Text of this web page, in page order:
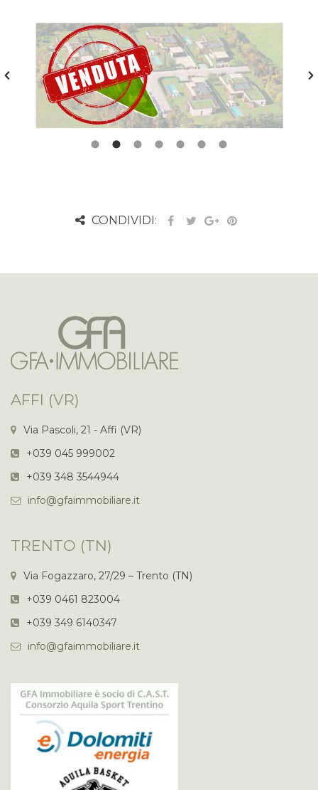
CONDIVIDI:
AFFI (VR)
Via Pascoli, 21 - Affi (VR)
+039 045 999002
+039 348 3544944
info@gfaimmobiliare.it
TRENTO (TN)
Via Fogazzaro, 27/29 – Trento (TN)
+039 0461 823004
+039 349 6140347
info@gfaimmobiliare.it